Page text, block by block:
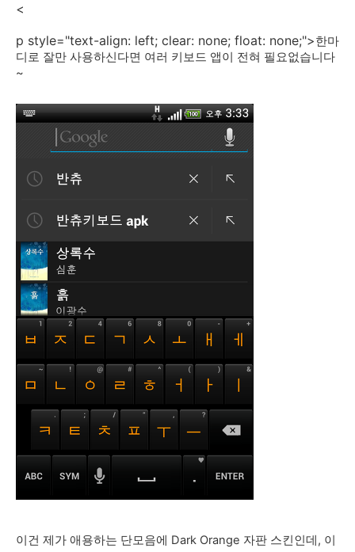
<
p style="text-align: left; clear: none; float: none;">한마
디로 잘만 사용하신다면 여러 키보드 앱이 전혀 필요없습니다
~
이건 제가 애용하는 단모음에 Dark Orange 자판 스킨인데, 이